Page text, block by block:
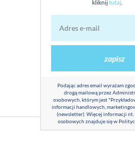
kliknijtutaj.
zapisz
Podając adres email wyrażam
drogą mailową przez
osobowych, którym jest
informacji handlowych,
(newsletter). Więcej informacji
osobowych znajduje się w